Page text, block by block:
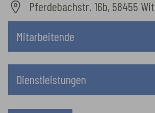
Pferdebachstr. 16b, 58455
Mitarbeitende
Dienstleistungen